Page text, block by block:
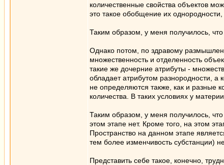
количественные свойства объектов
это такое обобщение их однородности,
Таким образом, у меня получилось,
Однако потом, по здравому
множественность и отделенность
такие же дочерние атрибуты -
обладает атрибутом разнородности, а
не определяются также, как и разные
количества. В таких условиях у
Таким образом, у меня получилось,
этом этапе нет. Кроме того, на этом
Пространство на данном этапе
тем более изменчивость субстанции)
Представить себе такое, конечно,